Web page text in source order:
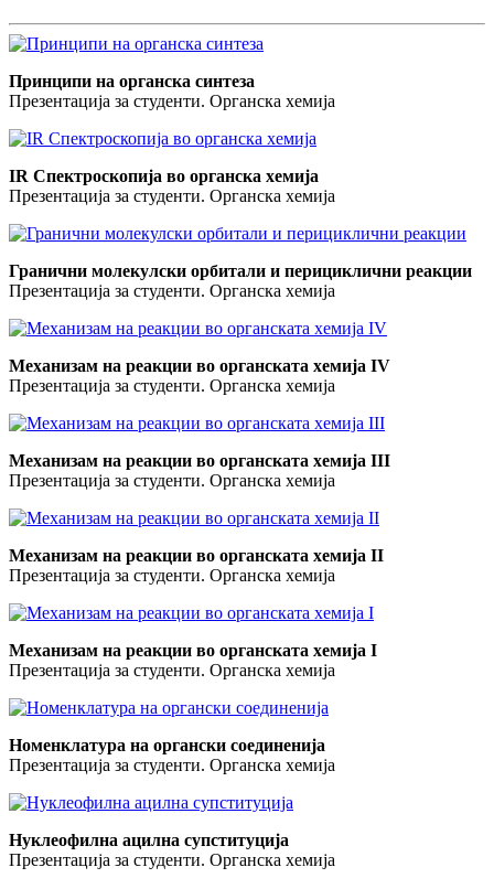
Принципи на органска синтеза
Презентација за студенти. Органска хемија
IR Спектроскопија во органска хемија
Презентација за студенти. Органска хемија
Гранични молекулски орбитали и перициклични реакции
Презентација за студенти. Органска хемија
Механизам на реакции во органската хемија IV
Презентација за студенти. Органска хемија
Механизам на реакции во органската хемија III
Презентација за студенти. Органска хемија
Механизам на реакции во органската хемија II
Презентација за студенти. Органска хемија
Механизам на реакции во органската хемија I
Презентација за студенти. Органска хемија
Номенклатура на органски соединенија
Презентација за студенти. Органска хемија
Нуклеофилна ацилна супституција
Презентација за студенти. Органска хемија